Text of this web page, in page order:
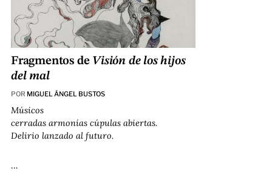
Fragmentos de Visión de los hijos
del mal
POR MIGUEL ÁNGEL BUSTOS
Músicos
cerradas armonías cúpulas abiertas.
Delirio lanzado al futuro.
…